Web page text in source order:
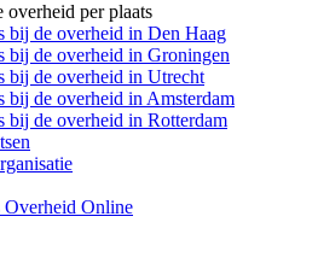
overheid per plaats
bij de overheid in Den Haag
bij de overheid in Groningen
bij de overheid in Utrecht
bij de overheid in Amsterdam
bij de overheid in Rotterdam
Overheid Online